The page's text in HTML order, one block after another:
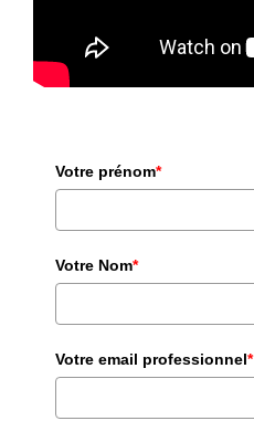
Votre prénom*
Votre Nom*
Votre email professionnel*